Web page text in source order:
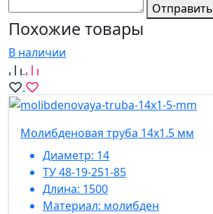
Отправить
Похожие товары
В наличии
Молибденовая труба 14х1.5 мм
Диаметр: 14
ТУ 48-19-251-85
Длина: 1500
Материал: молибден